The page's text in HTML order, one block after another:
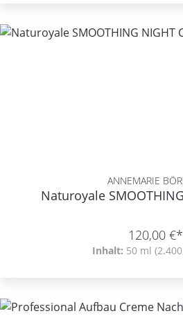
ANNEMARIE
Naturoyale
120,00 €*
Inhalt: 50 ml